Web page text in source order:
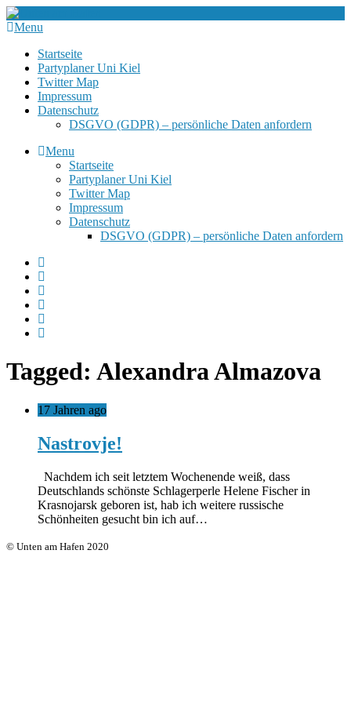
Menu
Startseite
Partyplaner Uni Kiel
Twitter Map
Impressum
Datenschutz
DSGVO (GDPR) – persönliche Daten anfordern
Menu
Startseite
Partyplaner Uni Kiel
Twitter Map
Impressum
Datenschutz
DSGVO (GDPR) – persönliche Daten anfordern
Tagged: Alexandra Almazova
17 Jahren ago
Nastrovje!
Nachdem ich seit letztem Wochenende weiß, dass
Deutschlands schönste Schlagerperle Helene Fischer in
Krasnojarsk geboren ist, hab ich weitere russische
Schönheiten gesucht bin ich auf…
© Unten am Hafen 2020